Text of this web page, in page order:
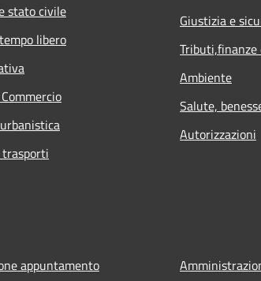
stato civile
libero
Giustizia e
Ambiente
Salute,
Autorizzazioni
appuntamento